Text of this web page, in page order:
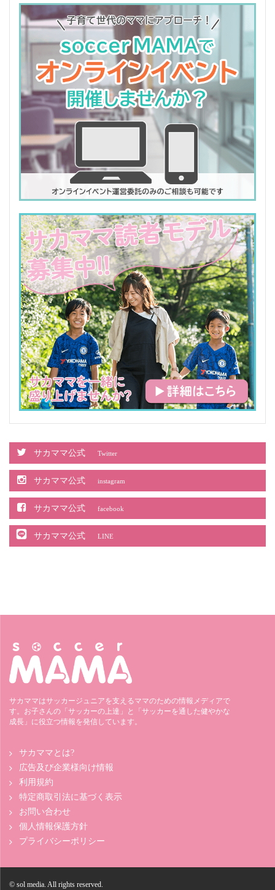
サカママ公式 Twitter
サカママ公式 instagram
サカママ公式 facebook
サカママ公式 LINE
サカママはサッカージュニアを支えるママのための情報メディアで
す。お子さんの「サッカーの上達」と「サッカーを通した健やかな
成長」に役立つ情報を発信しています。
サカママとは?
広告及び企業様向け情報
利用規約
特定商取引法に基づく表示
お問い合わせ
個人情報保護方針
プライバシーポリシー
© sol media. All rights reserved.